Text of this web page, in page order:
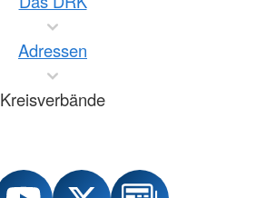
Adressen
Kreisverbände